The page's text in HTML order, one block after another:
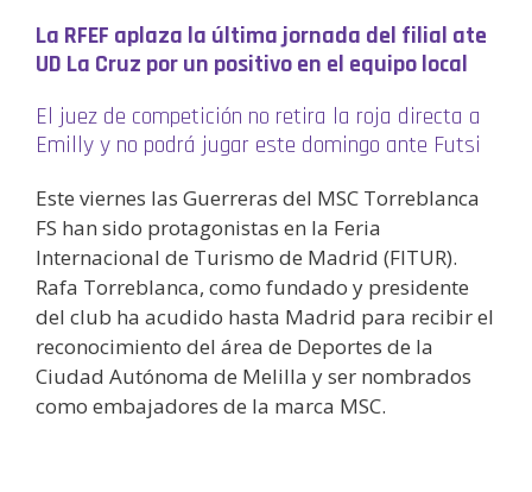
La RFEF aplaza la última jornada del filial ate
UD La Cruz por un positivo en el equipo local
El juez de competición no retira la roja directa a
Emilly y no podrá jugar este domingo ante Futsi
Este viernes las Guerreras del MSC Torreblanca
FS han sido protagonistas en la Feria
Internacional de Turismo de Madrid (FITUR).
Rafa Torreblanca, como fundado y presidente
del club ha acudido hasta Madrid para recibir el
reconocimiento del área de Deportes de la
Ciudad Autónoma de Melilla y ser nombrados
como embajadores de la marca MSC.